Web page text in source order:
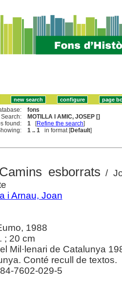
fons
Search:
MOTILLA I AMIC, JOSEP []
found:
1 [Refine the search]
1 .. 1 in format [Default]
esborrats /
i Arnau, Joan
1988
; 20 cm
Mil·lenari de Catalunya
Conté recull de textos.
7602-029-5